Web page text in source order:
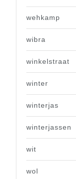
wehkamp
wibra
winkelstraat
winter
winterjas
winterjassen
wit
wol